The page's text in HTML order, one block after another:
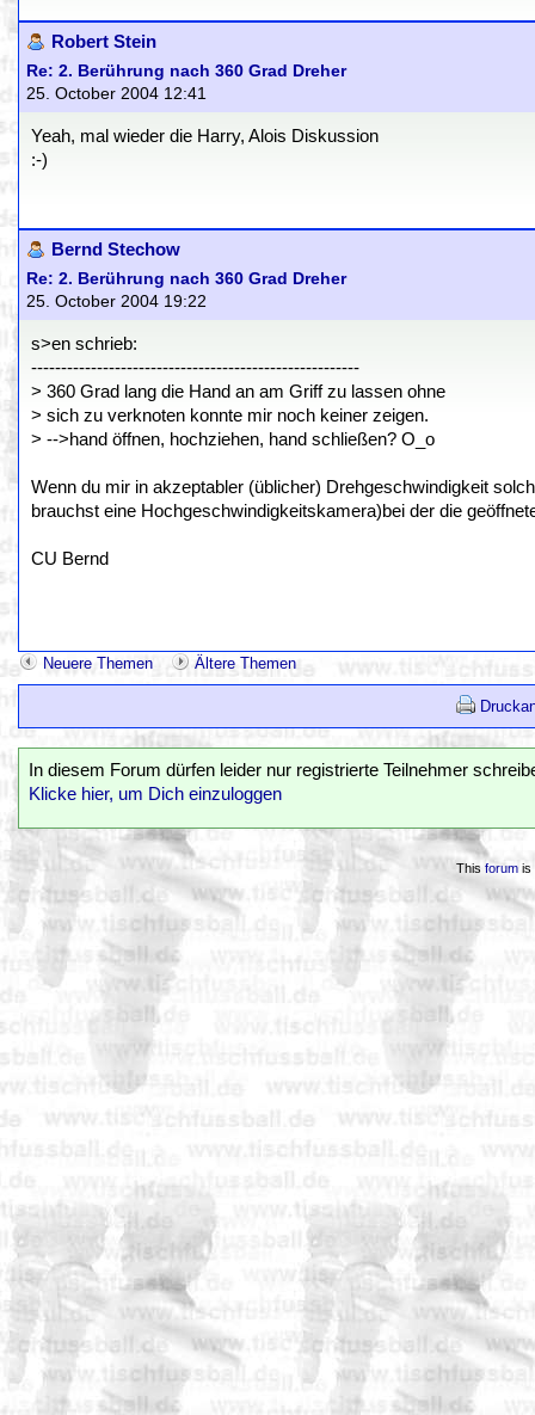
Robert Stein
Re: 2. Berührung nach 360 Grad Dreher
25. October 2004 12:41
Yeah, mal wieder die Harry, Alois Diskussion
:-)
Bernd Stechow
Re: 2. Berührung nach 360 Grad Dreher
25. October 2004 19:22
s>en schrieb:
-------------------------------------------------------
> 360 Grad lang die Hand an am Griff zu lassen ohne
> sich zu verknoten konnte mir noch keiner zeigen.
> -->hand öffnen, hochziehen, hand schließen? O_o
Wenn du mir in akzeptabler (üblicher) Drehgeschwindigkeit
brauchst eine Hochgeschwindigkeitskamera)bei der die
CU Bernd
Neuere Themen Ältere Themen
In diesem Forum dürfen leider nur registrierte Teilnehmer
Klicke hier, um Dich einzuloggen
This forumis